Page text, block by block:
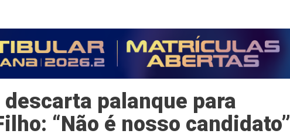
descarta palanque para
“Não é nosso candidato”